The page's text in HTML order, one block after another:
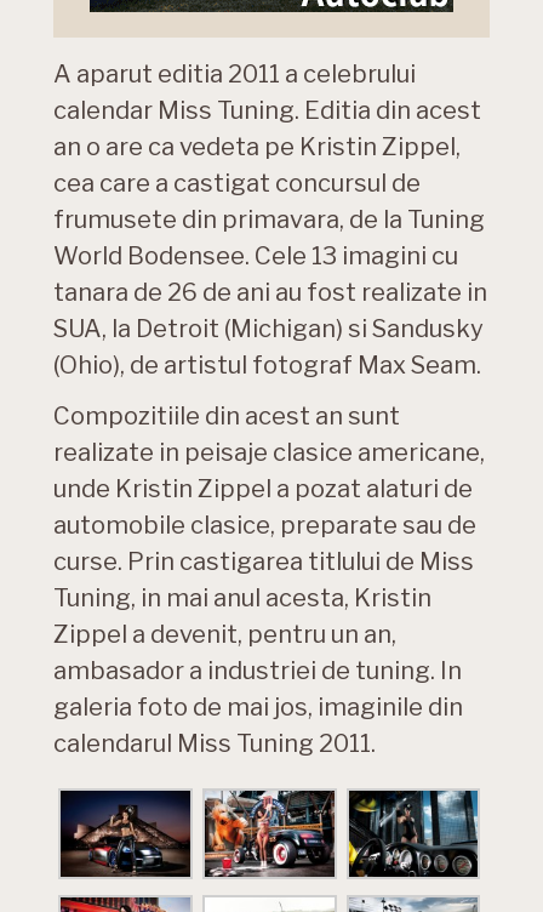
A aparut editia 2011 a celebrului
calendar Miss Tuning. Editia din acest
an o are ca vedeta pe Kristin Zippel,
cea care a castigat concursul de
frumusete din primavara, de la Tuning
World Bodensee. Cele 13 imagini cu
tanara de 26 de ani au fost realizate in
SUA, la Detroit (Michigan) si Sandusky
(Ohio), de artistul fotograf Max Seam.
Compozitiile din acest an sunt
realizate in peisaje clasice americane,
unde Kristin Zippel a pozat alaturi de
automobile clasice, preparate sau de
curse. Prin castigarea titlului de Miss
Tuning, in mai anul acesta, Kristin
Zippel a devenit, pentru un an,
ambasador a industriei de tuning. In
galeria foto de mai jos, imaginile din
calendarul Miss Tuning 2011.